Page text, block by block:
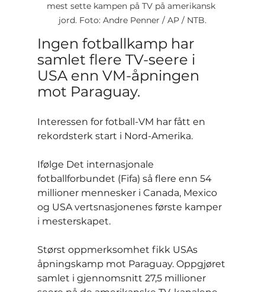
mest sette kampen på TV på amerikansk
jord. Foto: Andre Penner / AP / NTB.
Ingen fotballkamp har
samlet flere TV-seere i
USA enn VM-åpningen
mot Paraguay.
Interessen for fotball-VM har fått en
rekordsterk start i Nord-Amerika.
Ifølge Det internasjonale
fotballforbundet (Fifa) så flere enn 54
millioner mennesker i Canada, Mexico
og USA vertsnasjonenes første kamper
i mesterskapet.
Størst oppmerksomhet fikk USAs
åpningskamp mot Paraguay. Oppgjøret
samlet i gjennomsnitt 27,5 millioner